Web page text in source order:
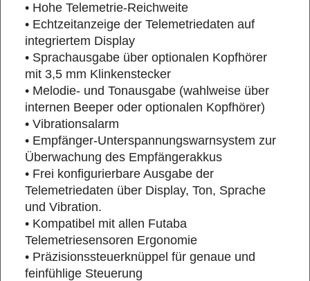
• Hohe Telemetrie-Reichweite
• Echtzeitanzeige der Telemetriedaten auf
integriertem Display
• Sprachausgabe über optionalen Kopfhörer
mit 3,5 mm Klinkenstecker
• Melodie- und Tonausgabe (wahlweise über
internen Beeper oder optionalen Kopfhörer)
• Vibrationsalarm
• Empfänger-Unterspannungswarnsystem zur
Überwachung des Empfängerakkus
• Frei konfigurierbare Ausgabe der
Telemetriedaten über Display, Ton, Sprache
und Vibration.
• Kompatibel mit allen Futaba
Telemetriesensoren Ergonomie
• Präzisionssteuerknüppel für genaue und
feinfühlige Steuerung